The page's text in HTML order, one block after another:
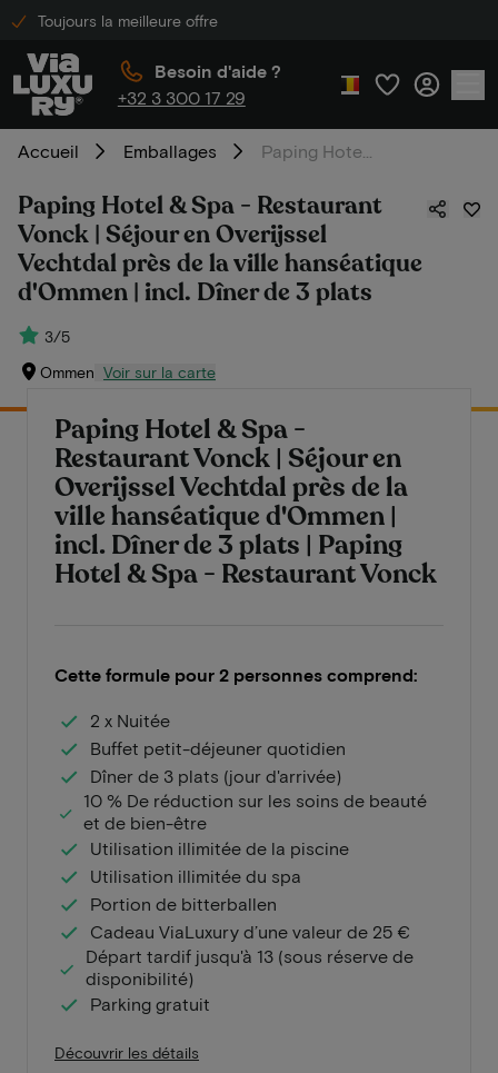
Toujours la meilleure offre
Besoin d'aide ?
+32 3 300 17 29
Accueil Emballages
Paping Hotel & Spa - Restaurant
Vonck | Séjour en Overijssel
Vechtdal près de la ville hanséatique
d'Ommen | incl. Dîner de 3 plats
3/5
Ommen Voir sur la carte
Paping Hotel & Spa -
Restaurant Vonck | Séjour en
Overijssel Vechtdal près de la
ville hanséatique d'Ommen |
incl. Dîner de 3 plats | Paping
Hotel & Spa - Restaurant Vonck
Cette formule pour 2 personnes comprend:
2 x Nuitée
Buffet petit-déjeuner quotidien
Dîner de 3 plats (jour d'arrivée)
10 % De réduction sur les soins de beauté
et de bien-être
Utilisation illimitée de la piscine
Utilisation illimitée du spa
Portion de bitterballen
Cadeau ViaLuxury d’une valeur de 25 €
Départ tardif jusqu'à 13 (sous réserve de
disponibilité)
Parking gratuit
Découvrir les détails